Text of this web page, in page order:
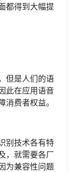
都得到大幅提
但是人们的语
此在应用语音
费者权益。
别技术各有特
，就需要各厂
为兼容性问题